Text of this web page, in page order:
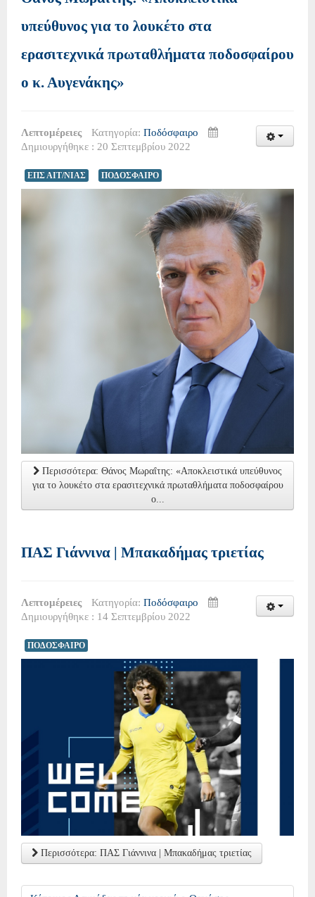
υπεύθυνος για το λουκέτο στα
ερασιτεχνικά πρωταθλήματα ποδοσφαίρου
ο κ. Αυγενάκης»
Λεπτομέρειες Κατηγορία: Ποδόσφαιρο
Δημιουργήθηκε : 20 Σεπτεμβρίου 2022
ΕΠΣ ΑΙΤ/ΝΙΑΣ ΠΟΔΟΣΦΑΙΡΟ
Περισσότερα: Θάνος Μωραΐτης: «Αποκλειστικά υπεύθυνος
για το λουκέτο στα ερασιτεχνικά πρωταθλήματα ποδοσφαίρου
ο...
ΠΑΣ Γιάννινα | Μπακαδήμας τριετίας
Λεπτομέρειες Κατηγορία: Ποδόσφαιρο
Δημιουργήθηκε : 14 Σεπτεμβρίου 2022
ΠΟΔΟΣΦΑΙΡΟ
Περισσότερα: ΠΑΣ Γιάννινα | Μπακαδήμας τριετίας